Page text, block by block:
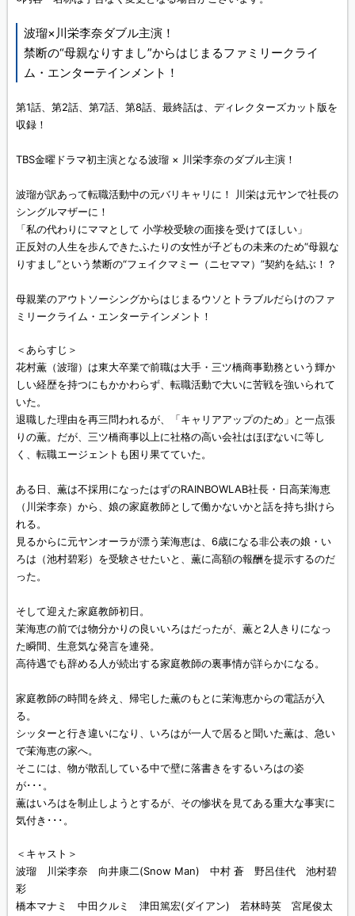
波瑠×川栄李奈ダブル主演！
禁断の“母親なりすまし”からはじまるファミリークライ
ム・エンターテインメント！
第1話、第2話、第7話、第8話、最終話は、ディレクターズカット版を
収録！
TBS金曜ドラマ初主演となる波瑠 × 川栄李奈のダブル主演！
波瑠が訳あって転職活動中の元バリキャリに！ 川栄は元ヤンで社長の
シングルマザーに！
「私の代わりにママとして 小学校受験の面接を受けてほしい」
正反対の人生を歩んできたふたりの女性が子どもの未来のため“母親な
りすまし”という禁断の“フェイクマミー（ニセママ）”契約を結ぶ！？
母親業のアウトソーシングからはじまるウソとトラブルだらけのファ
ミリークライム・エンターテインメント！
＜あらすじ＞
花村薫（波瑠）は東大卒業で前職は大手・三ツ橋商事勤務という輝か
しい経歴を持つにもかかわらず、転職活動で大いに苦戦を強いられて
いた。
退職した理由を再三問われるが、「キャリアアップのため」と一点張
りの薫。だが、三ツ橋商事以上に社格の高い会社はほぼないに等し
く、転職エージェントも困り果てていた。
ある日、薫は不採用になったはずのRAINBOWLAB社長・日高茉海恵
（川栄李奈）から、娘の家庭教師として働かないかと話を持ち掛けら
れる。
見るからに元ヤンオーラが漂う茉海恵は、6歳になる非公表の娘・い
ろは（池村碧彩）を受験させたいと、薫に高額の報酬を提示するのだ
った。
そして迎えた家庭教師初日。
茉海恵の前では物分かりの良いいろはだったが、薫と2人きりになっ
た瞬間、生意気な発言を連発。
高待遇でも辞める人が続出する家庭教師の裏事情が詳らかになる。
家庭教師の時間を終え、帰宅した薫のもとに茉海恵からの電話が入
る。
シッターと行き違いになり、いろはが一人で居ると聞いた薫は、急い
で茉海恵の家へ。
そこには、物が散乱している中で壁に落書きをするいろはの姿
が･･･。
薫はいろはを制止しようとするが、その惨状を見てある重大な事実に
気付き･･･。
＜キャスト＞
波瑠 川栄李奈 向井康二(Snow Man) 中村 蒼 野呂佳代 池村碧
彩
橋本マナミ 中田クルミ 津田篤宏(ダイアン) 若林時英 宮尾俊太